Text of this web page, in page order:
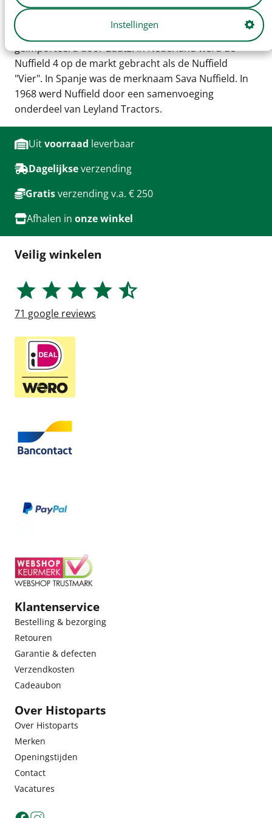
Instellingen
exportmogelijkheden nagestreefd. De Nuffield bleek
ook populair in Nederland, aanvankelijk
geïmporteerd door Bautz. In Nederland werd de
Nuffield 4 op de markt gebracht als de Nuffield
"Vier". In Spanje was de merknaam Sava Nuffield. In
1968 werd Nuffield door een samenvoeging
onderdeel van Leyland Tractors.
Uitvoorraad leverbaar
Dagelijkseverzending
Gratisverzending v.a. € 250
Afhalen in onze winkel
Veilig winkelen
71 google reviews
Klantenservice
Bestelling & bezorging
Retouren
Garantie & defecten
Verzendkosten
Cadeaubon
Over Histoparts
Over Histoparts
Merken
Openingstijden
Contact
Vacatures